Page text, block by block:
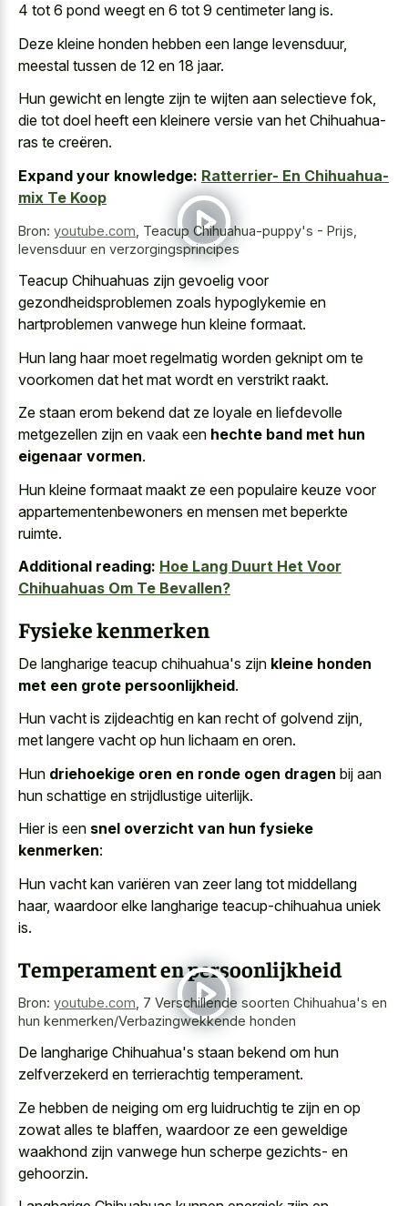
4 tot 6 pond weegt en 6 tot 9 centimeter lang is.
Deze kleine honden hebben een lange levensduur,
meestal tussen de 12 en 18 jaar.
Hun gewicht en lengte zijn te wijten aan selectieve fok,
die tot doel heeft een kleinere versie van het Chihuahua-
ras te creëren.
Expand your knowledge: Ratterrier- En Chihuahua-
mix Te Koop
Bron: youtube.com Teacup Chihuahua-puppy's - Prijs,
levensduur en verzorgingsprincipes
Teacup Chihuahuas zijn gevoelig voor
gezondheidsproblemen zoals hypoglykemie en
hartproblemen vanwege hun kleine formaat.
Hun lang haar moet regelmatig worden geknipt om te
voorkomen dat het mat wordt en verstrikt raakt.
Ze staan erom bekend dat ze loyale en liefdevolle
metgezellen zijn en vaak een hechte band met hun
eigenaar vormen.
Hun kleine formaat maakt ze een populaire keuze voor
appartementenbewoners en mensen met beperkte
ruimte.
Additional reading: Hoe Lang Duurt Het Voor
Chihuahuas Om Te Bevallen?
Fysieke kenmerken
De langharige teacup chihuahua's zijn kleine honden
met een grote persoonlijkheid.
Hun vacht is zijdeachtig en kan recht of golvend zijn,
met langere vacht op hun lichaam en oren.
Hun driehoekige oren en ronde ogen dragen bij aan
hun schattige en strijdlustige uiterlijk.
Hier is een snel overzicht van hun fysieke
kenmerken:
Hun vacht kan variëren van zeer lang tot middellang
haar, waardoor elke langharige teacup-chihuahua uniek
is.
Temperament en persoonlijkheid
Bron: youtube.com 7 Verschillende soorten Chihuahua's en
hun kenmerken/Verbazingwekkende honden
De langharige Chihuahua's staan bekend om hun
zelfverzekerd en terrierachtig temperament.
Ze hebben de neiging om erg luidruchtig te zijn en op
zowat alles te blaffen, waardoor ze een geweldige
waakhond zijn vanwege hun scherpe gezichts- en
gehoorzin.